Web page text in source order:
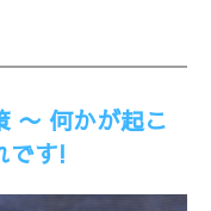
〜 何かが起こ
です!